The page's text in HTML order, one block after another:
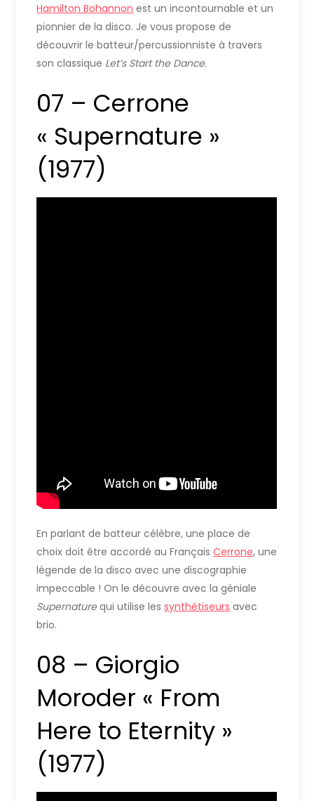
Hamilton Bohannon est un incontournable et un
pionnier de la disco. Je vous propose de
découvrir le batteur/percussionniste à travers
son classique Let’s Start the Dance.
07 – Cerrone
« Supernature »
(1977)
En parlant de batteur célèbre, une place de
choix doit être accordé au FrançaisCerrone, une
légende de la disco avec une discographie
impeccable ! On le découvre avec la géniale
Supernaturequi utilise lessynthétiseurs avec
brio.
08 – Giorgio
Moroder « From
Here to Eternity »
(1977)